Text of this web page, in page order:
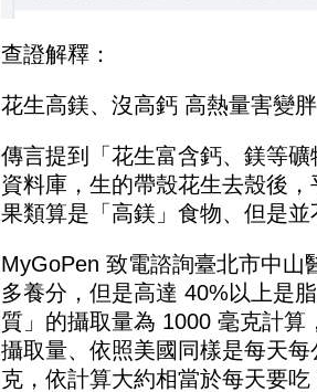
查證解釋：
花生高鎂、沒高鈣 高熱量害變胖
傳言提到「花生富含鈣、鎂等
資料庫，生的帶殼花生去殼後
果類算是「高鎂」食物、但是並
MyGoPen 致電諮詢臺北市中山
多養分，但是高達 40%以上是
質」的攝取量為 1000 毫克計算
攝取量、依照美國同樣是每天
克，依計算大約相當於每天要